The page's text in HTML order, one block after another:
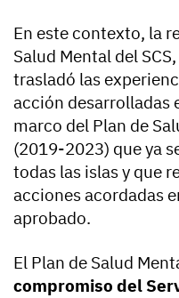
En este contexto, la
Salud Mental del
trasladó las
acción desarrolladas
marco del Plan de
(2019-2023) que ya
todas las islas y que
acciones acordadas
aprobado.
El Plan de Salud
compromiso del